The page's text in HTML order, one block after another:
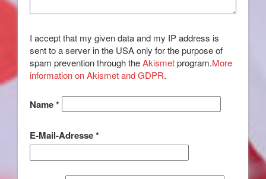
I accept that my given data and my IP address is
sent to a server in the USA only for the purpose of
spam prevention through theAkismetprogram.More
information on Akismet and GDPR.
Name*
E-Mail-Adresse*